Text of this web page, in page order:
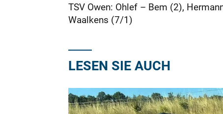
TSV Owen: Ohlef – Bem (2),
Waalkens (7/1)
LESEN SIE AUCH